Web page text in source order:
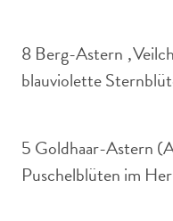
8 Berg-Astern
blauviolette
5 Goldhaar-Astern
Puschelblüten im